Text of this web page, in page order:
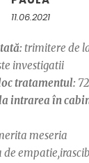
11.06.2021
trimitere de
investigatii
tratamentul: 72
intrarea în
meseria